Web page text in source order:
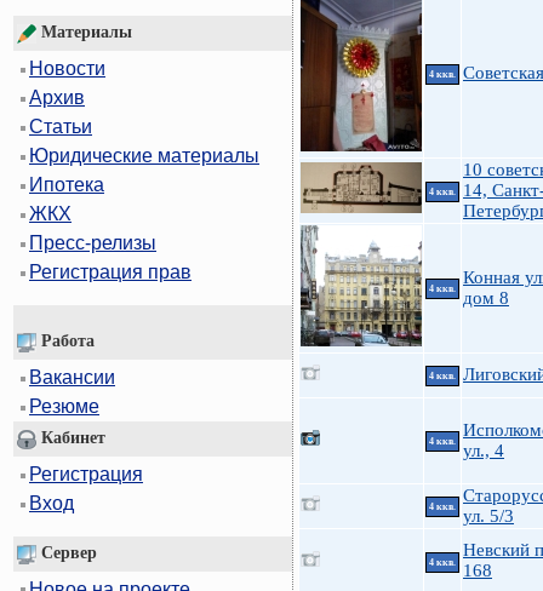
Материалы
Новости
Архив
Статьи
Юридические материалы
Ипотека
ЖКХ
Пресс-релизы
Регистрация прав
Работа
Вакансии
Резюме
Кабинет
Регистрация
Вход
Сервер
4 ккв.
4 ккв.
10
14,
4 ккв.
Конная
дом 8
4 ккв.
4 ккв.
ул., 4
4 ккв.
ул. 5/3
4 ккв.
Невский
168